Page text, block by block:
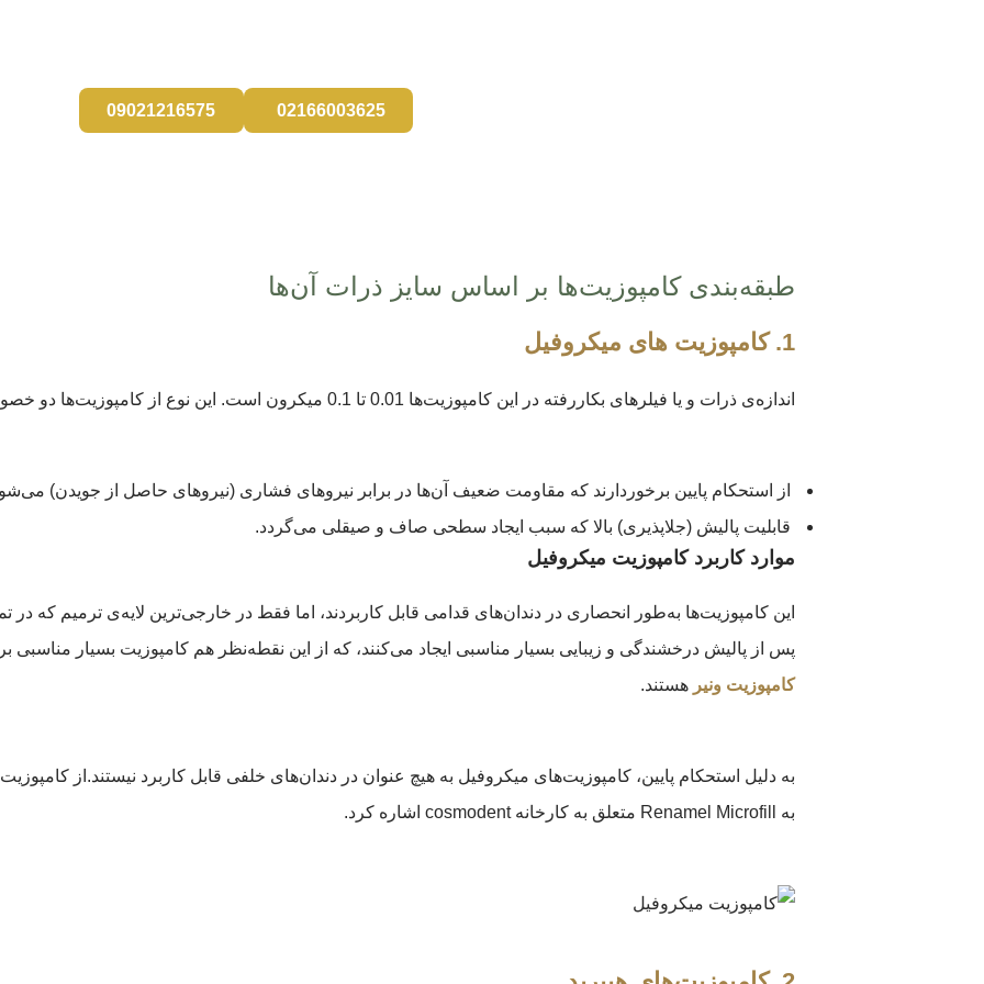
02166003625
09021216575
طبقه‌بندی کامپوزیت‌ها بر اساس سایز ذرات آن‌ها
1. کامپوزیت‌ های میکروفیل
اندازه‌ی ذرات و یا فیلرهای بکاررفته در این کامپوزیت‌ها 0.01 تا 0.1 میکرون است. این نوع از کامپوزیت‌ها دو خصوصیت بارز دارند:
از استحکام پایین برخوردارند که مقاومت ضعیف آن‌ها در برابر نیروهای فشاری (نیروهای حاصل از جویدن)
قابلیت پالیش‌ (جلاپذیری) بالا که سبب ایجاد سطحی صاف و صیقلی می‌گردد.
موارد کاربرد کامپوزیت میکروفیل
این کامپوزیت‌ها به‌طور انحصاری در دندان‌های قدامی قابل کاربردند، اما فقط در خارجی‌ترین لایه‌ی ترمیم که در
پس از پالیش درخشندگی و زیبایی بسیار مناسبی ایجاد می‌کنند، که از این نقطه‌نظر هم کامپوزیت بسیار مناسبی
کامپوزیت ونیر هستند.
به دلیل استحکام پایین، کامپوزیت‌های میکروفیل به هیچ عنوان در دندان‌های خلفی قابل کاربرد نیستند.از
به Renamel Microfill متعلق به کارخانه cosmodent اشاره کرد.